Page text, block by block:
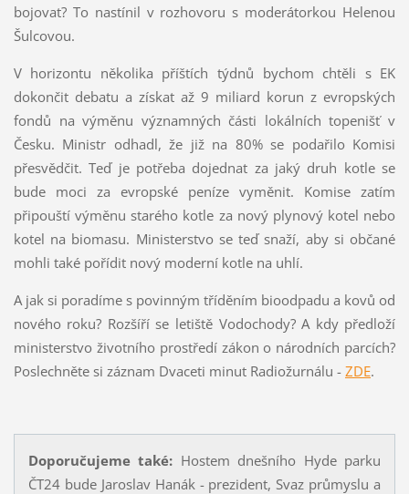
bojovat? To nastínil v rozhovoru s moderátorkou Helenou
Šulcovou.
V horizontu několika příštích týdnů bychom chtěli s EK
dokončit debatu a získat až 9 miliard korun z evropských
fondů na výměnu významných části lokálních topenišť v
Česku. Ministr odhadl, že již na 80% se podařilo Komisi
přesvědčit. Teď je potřeba dojednat za jaký druh kotle se
bude moci za evropské peníze vyměnit. Komise zatím
připouští výměnu starého kotle za nový plynový kotel nebo
kotel na biomasu. Ministerstvo se teď snaží, aby si občané
mohli také pořídit nový moderní kotle na uhlí.
A jak si poradíme s povinným tříděním bioodpadu a kovů od
nového roku? Rozšíří se letiště Vodochody? A kdy předloží
ministerstvo životního prostředí zákon o národních parcích?
Poslechněte si záznam Dvaceti minut Radiožurnálu - ZDE.
Doporučujeme také: Hostem dnešního Hyde parku
ČT24 bude Jaroslav Hanák - prezident, Svaz průmyslu a